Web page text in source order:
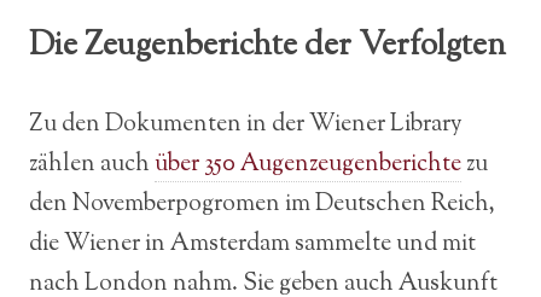
Die Zeugenberichte der Verfolgten
Zu den Dokumenten in der Wiener Library
zählen auchüber 350 Augenzeugenberichtezu
den Novemberpogromen im Deutschen Reich,
die Wiener in Amsterdam sammelte und mit
nach London nahm. Sie geben auch Auskunft